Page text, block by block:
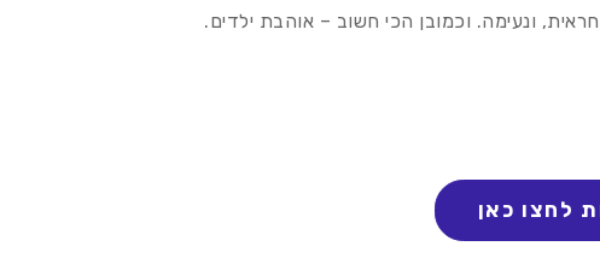
ונעימה. וכמובן הכי חשוב – אוהבת ילדים.